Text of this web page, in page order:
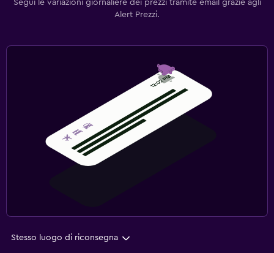
Segui le variazioni giornaliere dei prezzi tramite email grazie agli
Alert Prezzi.
Stesso luogo di riconsegna